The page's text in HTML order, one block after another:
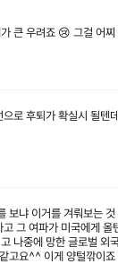
큰 우려죠 😢 그걸 어
로 후퇴가 확실시 될텐
보냐 이거를 겨뤄보는
그 여파가 미국에게
나중에 망한 글로벌 외
고요^^ 이게 양털깎이